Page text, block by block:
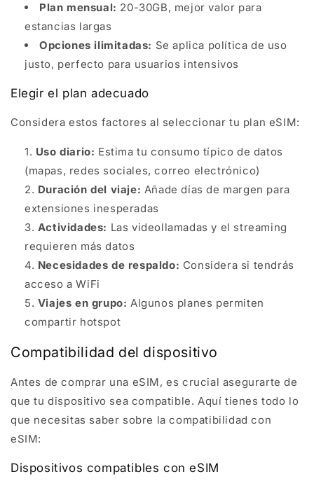
Plan mensual: 20-30GB, mejor valor para
estancias largas
Opciones ilimitadas: Se aplica política de uso
justo, perfecto para usuarios intensivos
Elegir el plan adecuado
Considera estos factores al seleccionar tu plan eSIM:
Uso diario: Estima tu consumo típico de datos
(mapas, redes sociales, correo electrónico)
Duración del viaje: Añade días de margen para
extensiones inesperadas
Actividades: Las videollamadas y el streaming
requieren más datos
Necesidades de respaldo: Considera si tendrás
acceso a WiFi
Viajes en grupo: Algunos planes permiten
compartir hotspot
Compatibilidad del dispositivo
Antes de comprar una eSIM, es crucial asegurarte de
que tu dispositivo sea compatible. Aquí tienes todo lo
que necesitas saber sobre la compatibilidad con
eSIM:
Dispositivos compatibles con eSIM